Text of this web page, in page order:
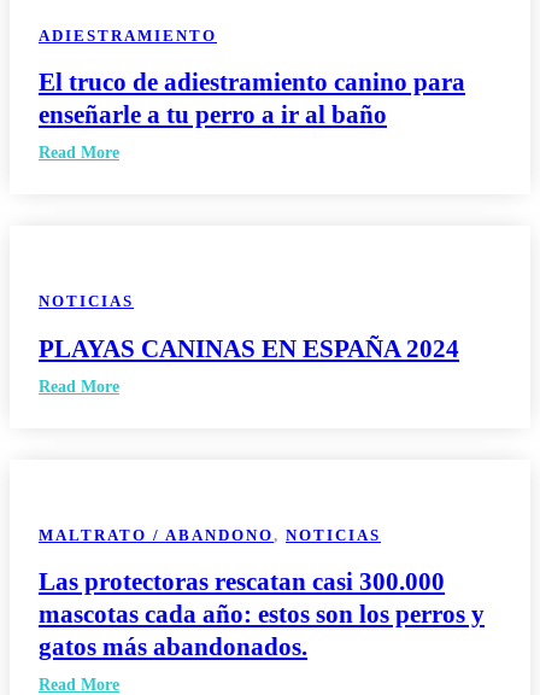
ADIESTRAMIENTO
El truco de adiestramiento canino para
enseñarle a tu perro a ir al baño
Read More
NOTICIAS
PLAYAS CANINAS EN ESPAÑA 2024
Read More
MALTRATO / ABANDONO, NOTICIAS
Las protectoras rescatan casi 300.000
mascotas cada año: estos son los perros y
gatos más abandonados.
Read More